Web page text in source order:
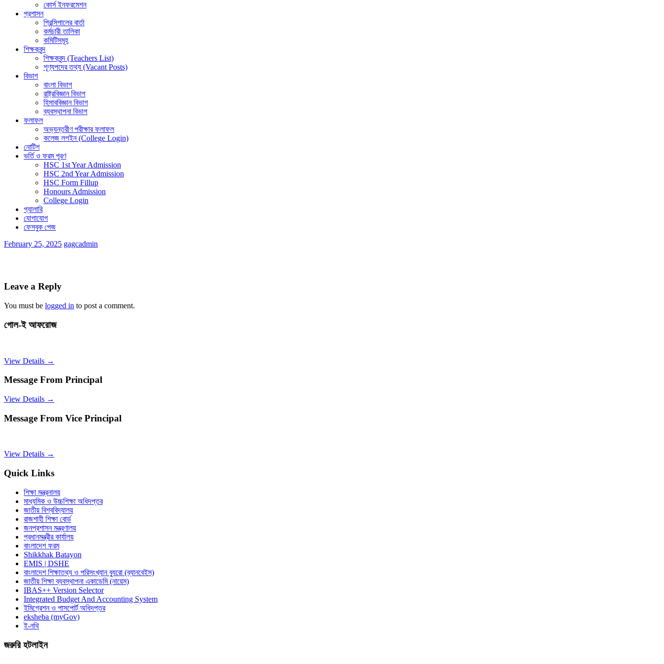
কোর্স ইনফরমেশন
প্রশাসন
প্রিন্সিপালের বার্তা
কর্মচারী তালিকা
কমিটিসমূহ
শিক্ষকবৃন্দ
শিক্ষকবৃন্দ (Teachers List)
শূণ্যপদের তথ্য (Vacant Posts)
বিভাগ
বাংলা বিভাগ
রাষ্ট্রবিজ্ঞান বিভাগ
হিসাববিজ্ঞান বিভাগ
ব্যবস্থাপনা বিভাগ
ফলাফল
অভ্যন্তরীণ পরীক্ষার ফলাফল
কলেজ লগইন (College Login)
নোটিশ
ভর্তি ও ফরম পূরণ
HSC 1st Year Admission
HSC 2nd Year Admission
HSC Form Fillup
Honours Admission
College Login
গ্যালারি
যোগাযোগ
ফেসবুক পেজ
February 25, 2025 gagcadmin
Leave a Reply
You must be logged in to post a comment.
গোল-ই আফরোজ
View Details →
Message From Principal
View Details →
Message From Vice Principal
View Details →
Quick Links
শিক্ষা মন্ত্রনালয়
মাধ্যমিক ও উচ্চশিক্ষা অধিদপ্তর
জাতীয় বিশ্ববিদ্যালয়
রাজশাহী শিক্ষা বোর্ড
জনপ্রশাসন মন্ত্রণালয়
প্রধানমন্ত্রীর কার্যালয়
বাংলাদেশ ফরম
Shikkhak Batayon
EMIS | DSHE
বাংলাদেশ শিক্ষাতথ্য ও পরিসংখ্যান ব্যুরো (ব্যানবেইস)
জাতীয় শিক্ষা ব্যবস্থাপনা একাডেমি (নায়েম)
IBAS++ Version Selector
Integrated Budget And Accounting System
ইমিগ্রেশন ও পাসপোর্ট অধিদপ্তর
eksheba (myGov)
ই-নথি
জরুরি হটলাইন